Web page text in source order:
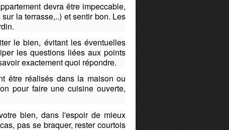
devra être impeccable,
la terrasse,..) et sentir bon. Les
le bien, évitant les éventuelles
les questions liées aux points
exactement quoi répondre.
être réalisés dans la maison ou
pour faire une cuisine ouverte,
bien, dans l'espoir de mieux
pas se braquer, rester courtois